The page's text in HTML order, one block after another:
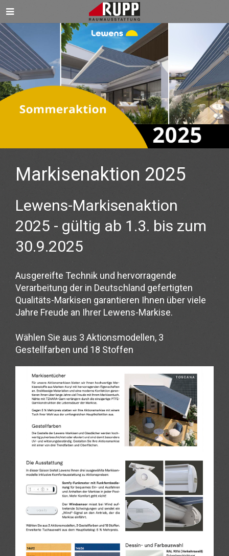
Markisenaktion 2025
Lewens-Markisenaktion
2025 - gültig ab 1.3. bis zum
30.9.2025
Ausgereifte Technik und hervorragende
Verarbeitung der in Deutschland gefertigten
Qualitäts-Markisen garantieren Ihnen über viele
Jahre Freude an Ihrer Lewens-Markise.
Wählen Sie aus 3 Aktionsmodellen, 3
Gestellfarben und 18 Stoffen